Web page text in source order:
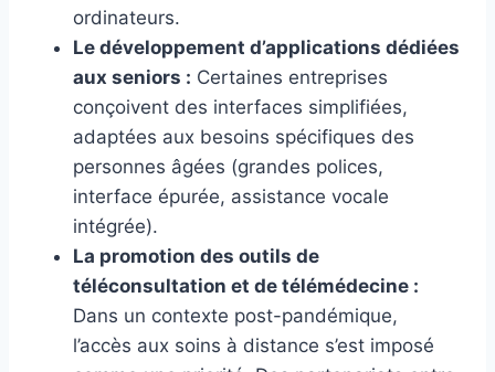
ordinateurs.
Le développement d’applications dédiées
aux seniors : Certaines entreprises
conçoivent des interfaces simplifiées,
adaptées aux besoins spécifiques des
personnes âgées (grandes polices,
interface épurée, assistance vocale
intégrée).
La promotion des outils de
téléconsultation et de télémédecine :
Dans un contexte post-pandémique,
l’accès aux soins à distance s’est imposé